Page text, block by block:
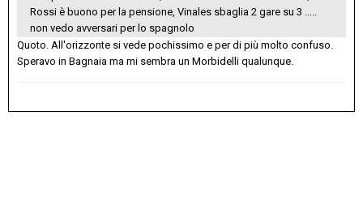
Rossi è buono per la pensione, Vinales sbaglia 2 gare su 3 .....
non vedo avversari per lo spagnolo
Quoto. All'orizzonte si vede pochissimo e per di più molto confuso.
Speravo in Bagnaia ma mi sembra un Morbidelli qualunque.